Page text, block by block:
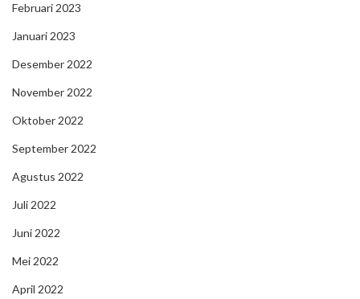
Februari 2023
Januari 2023
Desember 2022
November 2022
Oktober 2022
September 2022
Agustus 2022
Juli 2022
Juni 2022
Mei 2022
April 2022